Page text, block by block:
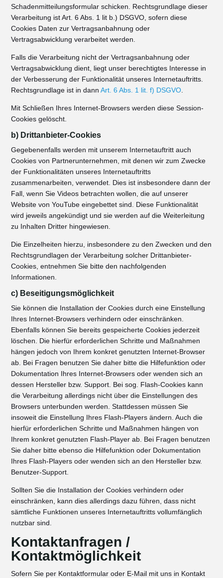
Schadenmitteilungsformular schicken. Rechtsgrundlage dieser
Verarbeitung ist Art. 6 Abs. 1 lit b.) DSGVO, sofern diese
Cookies Daten zur Vertragsanbahnung oder
Vertragsabwicklung verarbeitet werden.
Falls die Verarbeitung nicht der Vertragsanbahnung oder
Vertragsabwicklung dient, liegt unser berechtigtes Interesse in
der Verbesserung der Funktionalität unseres Internetauftritts.
Rechtsgrundlage ist in dannArt. 6 Abs. 1 lit. f) DSGVO
Mit Schließen Ihres Internet-Browsers werden diese Session-
Cookies gelöscht.
b) Drittanbieter-Cookies
Gegebenenfalls werden mit unserem Internetauftritt auch
Cookies von Partnerunternehmen, mit denen wir zum Zwecke
der Funktionalitäten unseres Internetauftritts
zusammenarbeiten, verwendet. Dies ist insbesondere dann der
Fall, wenn Sie Videos betrachten wollen, die auf unserer
Website von YouTube eingebettet sind. Diese Funktionalität
wird jeweils angekündigt und sie werden auf die Weiterleitung
zu Inhalten Dritter hingewiesen.
Die Einzelheiten hierzu, insbesondere zu den Zwecken und den
Rechtsgrundlagen der Verarbeitung solcher Drittanbieter-
Cookies, entnehmen Sie bitte den nachfolgenden
Informationen.
c) Beseitigungsmöglichkeit
Sie können die Installation der Cookies durch eine Einstellung
Ihres Internet-Browsers verhindern oder einschränken.
Ebenfalls können Sie bereits gespeicherte Cookies jederzeit
löschen. Die hierfür erforderlichen Schritte und Maßnahmen
hängen jedoch von Ihrem konkret genutzten Internet-Browser
ab. Bei Fragen benutzen Sie daher bitte die Hilfefunktion oder
Dokumentation Ihres Internet-Browsers oder wenden sich an
dessen Hersteller bzw. Support. Bei sog. Flash-Cookies kann
die Verarbeitung allerdings nicht über die Einstellungen des
Browsers unterbunden werden. Stattdessen müssen Sie
insoweit die Einstellung Ihres Flash-Players ändern. Auch die
hierfür erforderlichen Schritte und Maßnahmen hängen von
Ihrem konkret genutzten Flash-Player ab. Bei Fragen benutzen
Sie daher bitte ebenso die Hilfefunktion oder Dokumentation
Ihres Flash-Players oder wenden sich an den Hersteller bzw.
Benutzer-Support.
Sollten Sie die Installation der Cookies verhindern oder
einschränken, kann dies allerdings dazu führen, dass nicht
sämtliche Funktionen unseres Internetauftritts vollumfänglich
nutzbar sind.
Kontaktanfragen /
Kontaktmöglichkeit
Sofern Sie per Kontaktformular oder E-Mail mit uns in Kontakt